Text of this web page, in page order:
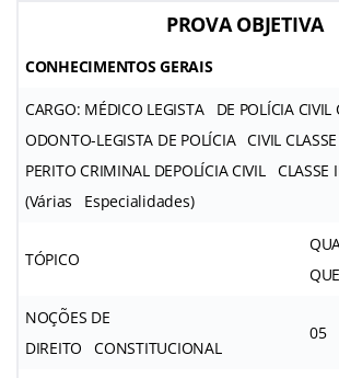
PROVA OBJETIVA
CONHECIMENTOS GERAIS
CARGO: MÉDICO LEGISTA DE POLÍCIA CIVIL
ODONTO-LEGISTA DE POLÍCIA CIVIL
PERITO CRIMINAL DEPOLÍCIA CIVIL CLASSE
(Várias Especialidades)
TÓPICO
NOÇÕES DE
DIREITO CONSTITUCIONAL
05